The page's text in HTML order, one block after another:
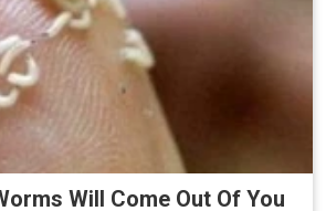
Will Come Out Of You